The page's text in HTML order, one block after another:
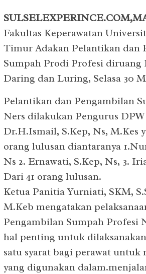
Fakultas Keperawatan
Timur Adakan Pelantikan dan
Sumpah Prodi Profesi diruang
Daring dan Luring, Selasa 30
Pelantikan dan Pengambilan
Ners dilakukan Pengurus
Dr.H.Ismail, S.Kep, Ns, M.Kes
orang lulusan diantaranya
Ns 2. Ernawati, S.Kep, Ns, 3.
Dari 41 orang lulusan.
Ketua Panitia Yurniati, SKM,
M.Keb mengatakan
Pengambilan Sumpah Profesi
hal penting untuk
satu syarat bagi perawat
yang digunakan